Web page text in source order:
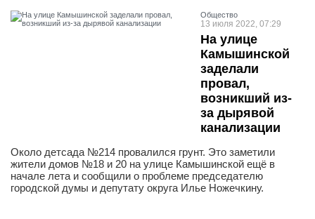
Общество
13 июля 2022, 07:29
На улице
Камышинской
заделали
провал,
возникший из-
за дырявой
канализации
Около детсада №214 провалился грунт. Это заметили
жители домов №18 и 20 на улице Камышинской ещё в
начале лета и сообщили о проблеме председателю
городской думы и депутату округа Илье Ножечкину.